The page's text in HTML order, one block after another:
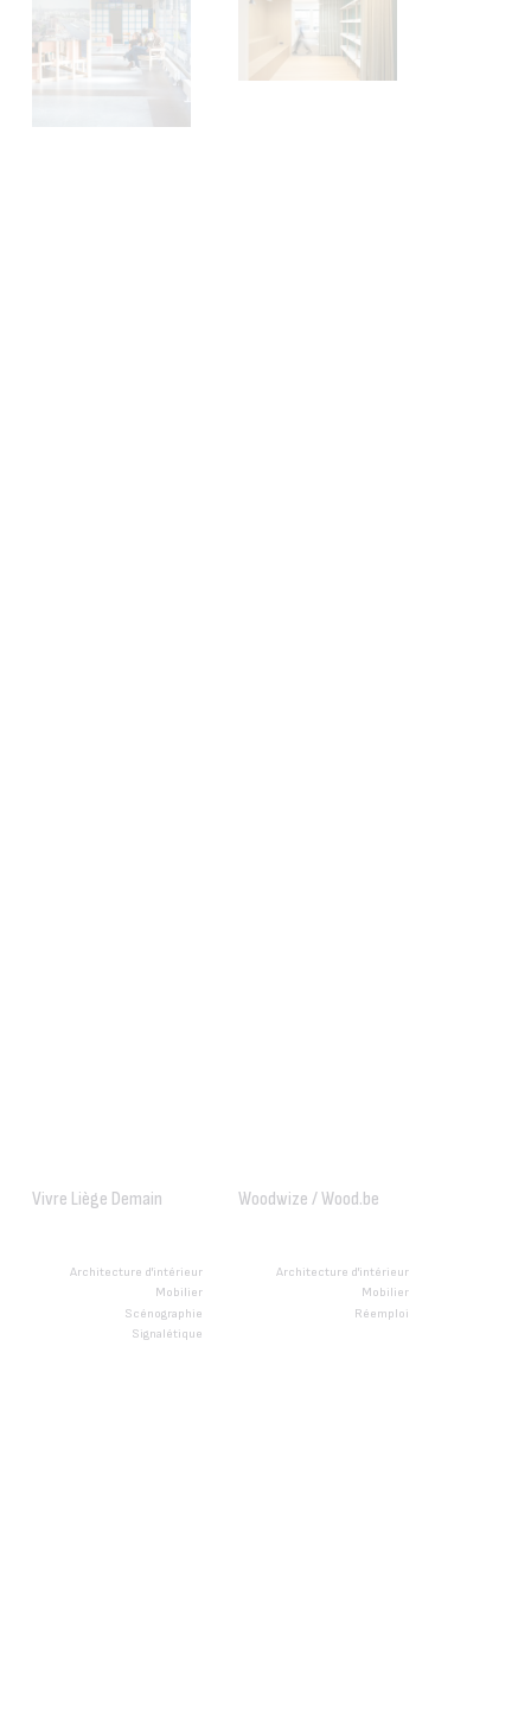
Vivre Liège Demain Woodwize / Wood.be
Architecture d'intérieur
Mobilier
Scénographie
Signalétique
Architecture d'intérieur
Mobilier
Réemploi